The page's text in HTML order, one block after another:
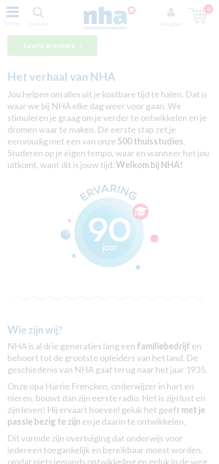
Menu Zoeken Inloggen
0
Gratis brochure
Het verhaal van NHA
Jou helpen om alles uit je kostbare tijd te halen. Dat is
waar we bij NHA elke dag weer voor gaan. We
stimuleren je graag om je verder te ontwikkelen en je
dromen waar te maken. De eerste stap zet je
eenvoudig met een van onze 500 thuisstudies.
Studeren op je eigen tempo, waar en wanneer het jou
uitkomt, want dit is jouw tijd.Welkom bij NHA!
Wie zijn wij?
NHA is al drie generaties lang een familiebedrijf en
behoort tot de grootste opleiders van het land. De
geschiedenis van NHA gaat terug naar het jaar 1935.
Onze opa Harrie Frencken, onderwijzer in hart en
nieren, bouwt dan zijn eerste radio. Het is zijn lust en
zijn leven! Hij ervaart hoeveel geluk het geeft met je
passie bezig te zijn en je daarin te ontwikkelen.
Dit vormde zijn overtuiging dat onderwijs voor
iedereen toegankelijk en bereikbaar moest worden,
omdat niets iemands ontwikkeling en geluk in de weg